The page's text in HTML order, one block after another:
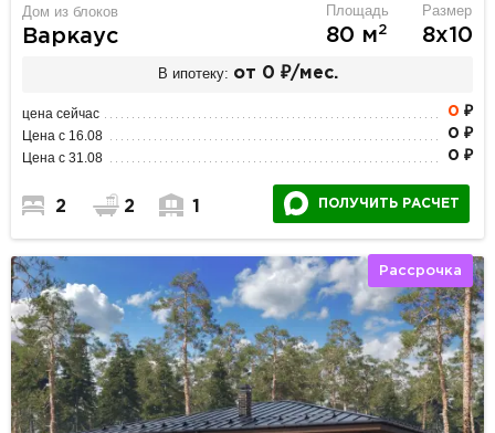
Дом из блоков
Варкаус
Площадь
80 м2
Размер
8х10
В ипотеку: от 0 ₽/мес.
цена сейчас 0 ₽
Цена с 16.08 0 ₽
Цена с 31.08 0 ₽
2 2 1 ПОЛУЧИТЬ РАСЧЕТ
Рассрочка